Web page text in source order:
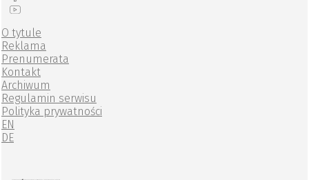
O tytule
Reklama
Prenumerata
Kontakt
Archiwum
Regulamin serwisu
Polityka prywatności
EN
DE